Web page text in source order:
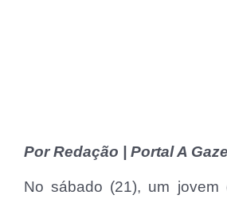
Por Redação | Portal A
No sábado (21), um